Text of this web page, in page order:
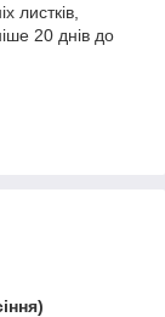
листків,
20 днів до